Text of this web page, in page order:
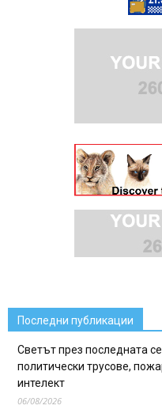
Последни публикации
Светът през последната
политически трусове,
интелект
06/08/2026